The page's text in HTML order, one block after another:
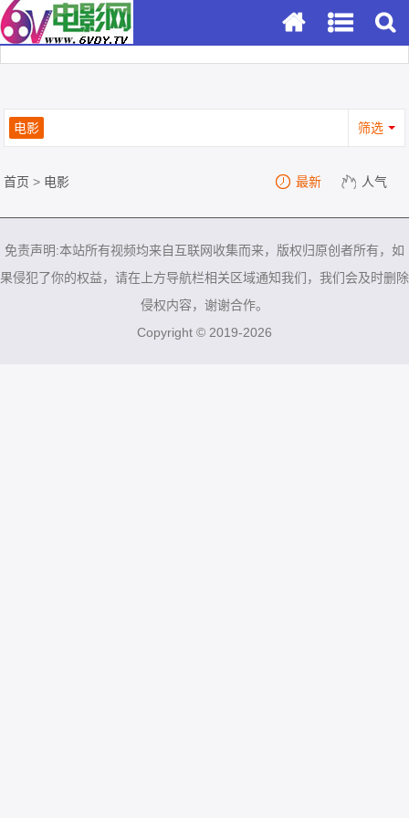
电影 筛选
首页 > 电影 最新 人气
免责声明:本站所有视频均来自互联网收集而来，版权归原创者所有，如
果侵犯了你的权益，请在上方导航栏相关区域通知我们，我们会及时删除
侵权内容，谢谢合作。
Copyright © 2019-2026